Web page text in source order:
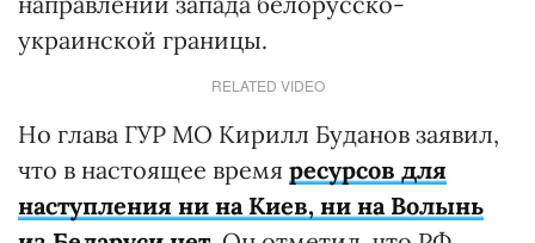
украинской границы.
RELATED VIDEO
Но глава ГУР МО Кирилл Буданов заявил,
что в настоящее время ресурсов для
наступления ни на Киев, ни на Волынь